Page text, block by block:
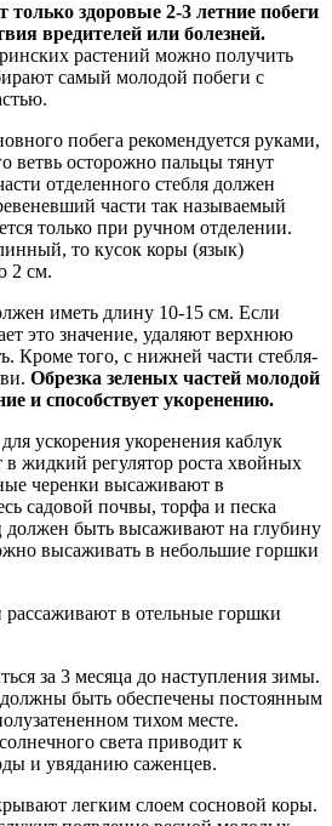
здоровые 2-3 летние побеги
вредителей или болезней.
растений можно получить
самый молодой побеги с
побега рекомендуется руками,
ветвь осторожно пальцы тянут
отделенного стебля должен
части так называемый
только при ручном отделении.
то кусок коры (язык)
2 см.
иметь длину 10-15 см. Если
это значение, удаляют верхнюю
Кроме того, с нижней части стебля-
Обрезка зеленых частей молодой
и способствует укоренению.
ускорения укоренения каблук
жидкий регулятор роста хвойных
черенки высаживают в
садовой почвы, торфа и песка
быть высаживают на глубину
высаживать в небольшие горшки
в отельные горшки
за 3 месяца до наступления зимы.
быть обеспечены постоянным
тихом месте.
света приводит к
и увяданию саженцев.
легким слоем сосновой коры.